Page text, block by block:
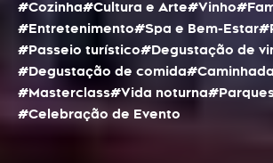
#Cozinha#Cultura e Arte#Vinho
#Entretenimento#Spa e Bem-Estar
#Passeio turístico#Degustação de
#Degustação de comida
#Masterclass#Vida noturna
#Celebração de Evento